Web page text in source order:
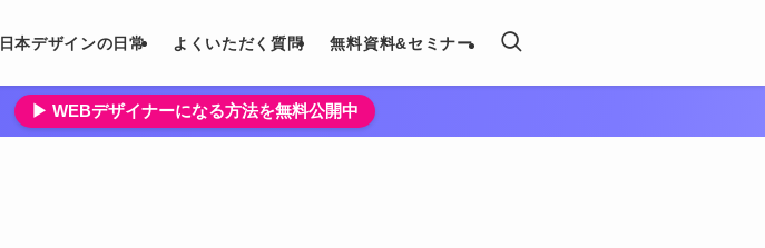
日本デザインの日常 よくいただく質問 無料資料&セミナー
▶︎ WEBデザイナーになる方法を無料公開中